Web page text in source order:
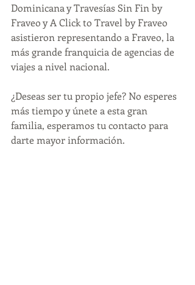
Dominicana y Travesías Sin Fin by
Fraveo y A Click to Travel by Fraveo
asistieron representando a Fraveo, la
más grande franquicia de agencias de
viajes a nivel nacional.
¿Deseas ser tu propio jefe? No esperes
más tiempo y únete a esta gran
familia, esperamos tu contacto para
darte mayor información.